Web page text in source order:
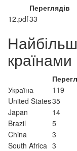
Переглядів
12.pdf33
країнами
Україна
119
United States35
Japan
14
Brazil
5
China
3
South Africa 3